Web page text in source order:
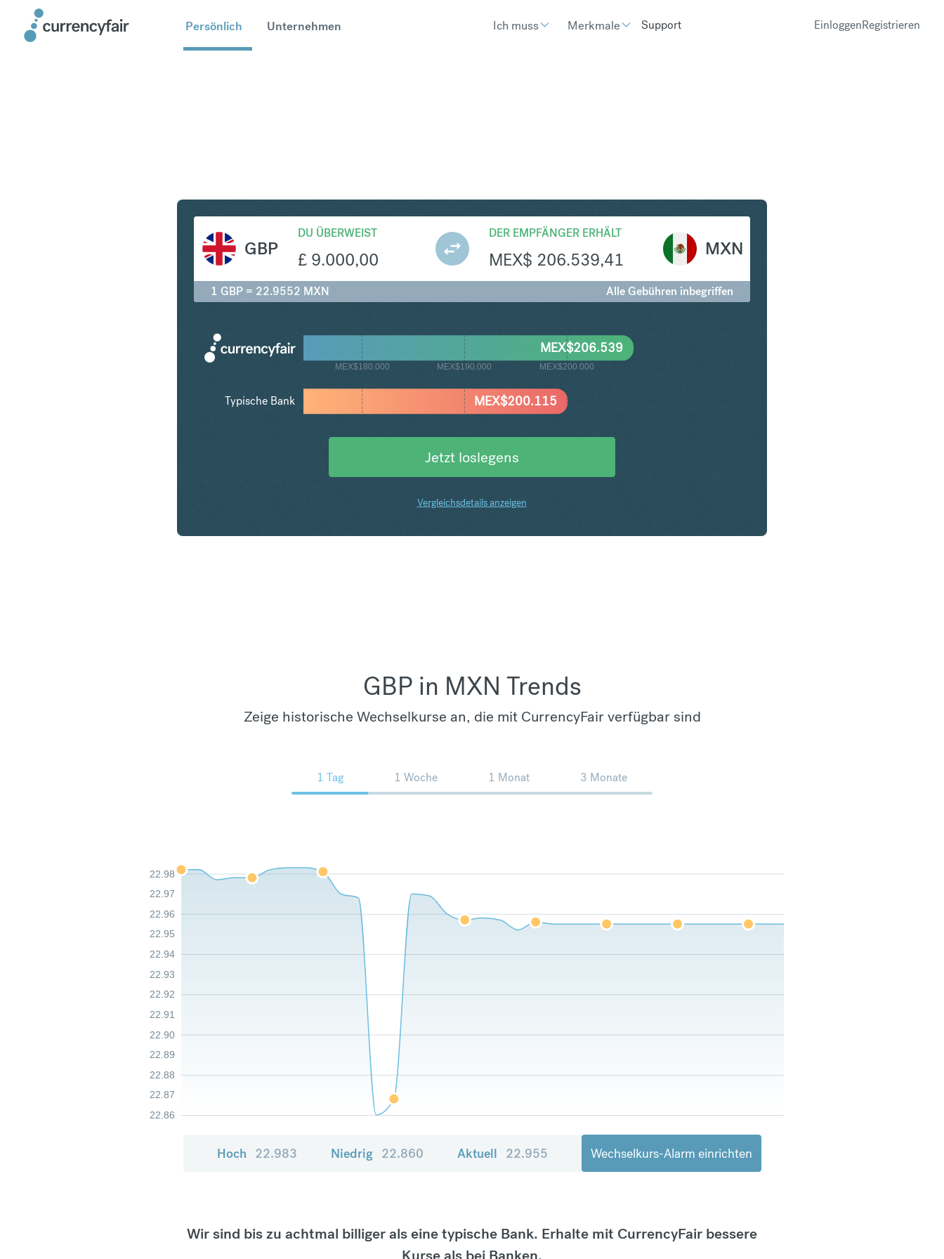
Persönlich Unternehmen Ich muss Merkmale Support EinloggenRegistrieren
GBP
DU ÜBERWEIST
£ 9.000,00
DER EMPFÄNGER ERHÄLT
MEX$ 206.539,41
MXN
1 GBP = 22.9552 MXN Alle Gebühren inbegriffen
MEX$180.000 MEX$190.000 MEX$200.000
MEX$200.115
MEX$206.539
Typische Bank
Jetzt loslegens
Vergleichsdetails anzeigen
GBP in MXN Trends
Zeige historische Wechselkurse an, die mit CurrencyFair verfügbar sind
1 Tag 1 Woche 1 Monat 3 Monate
22.86
22.87
22.88
22.89
22.90
22.91
22.92
22.93
22.94
22.95
22.96
22.97
22.98
Hoch 22.983 Niedrig 22.860 Aktuell 22.955 Wechselkurs-Alarm einrichten
Wir sind bis zu achtmal billiger als eine typische Bank. Erhalte mit CurrencyFair bessere
Kurse als bei Banken.